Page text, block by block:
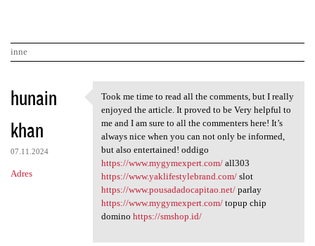
inne
K
o
m
e
n
hunain
khan
07.11.2024
Adres
Took me time to read all the
Took me time to read all the comments, but I really
enjoyed the article. It proved to be Very helpful to
me and I am sure to all the commenters here! It’s
always nice when you can not only be informed,
but also entertained! oddigo
https://www.mygymexpert.com/all303
https://www.yaklifestylebrand.com/slot
https://www.pousadadocapitao.net/parlay
https://www.mygymexpert.com/topup chip
domino https://smshop.id/